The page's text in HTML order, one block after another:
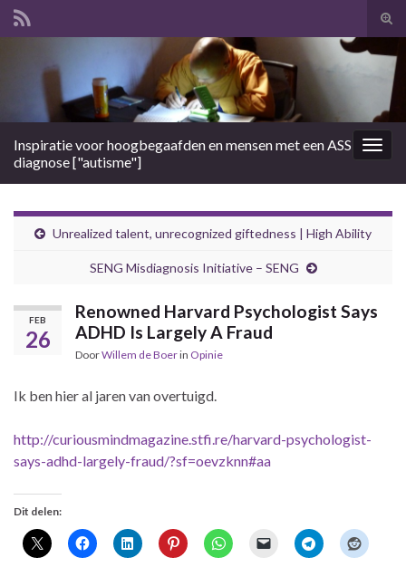
Search for:
Inspiratie voor hoogbegaafden en mensen met een ASS
diagnose ["autisme"]
Unrealized talent, unrecognized giftedness | High Ability
SENG Misdiagnosis Initiative – SENG
FEB
26
Renowned Harvard Psychologist Says
ADHD Is Largely A Fraud
DoorWillem de Boerin Opinie
Ik ben hier al jaren van overtuigd.
http://curiousmindmagazine.stfi.re/harvard-psychologist-
says-adhd-largely-fraud/?sf=oevzknn#aa
Dit delen: